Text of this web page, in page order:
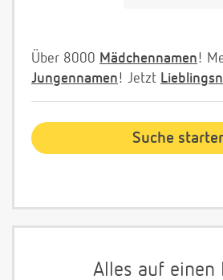
Über 8000 Mädchennamen!
Jungennamen! Jetzt
Alles auf einen